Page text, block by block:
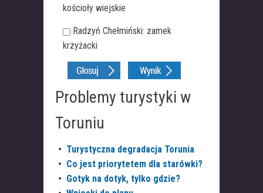
kościoły wiejskie
Radzyń Chełmiński: zamek
krzyżacki
Problemy turystyki w
Toruniu
• Turystyczna degradacja Torunia
• Co jest priorytetem dla starówki?
• Gotyk na dotyk, tylko gdzie?